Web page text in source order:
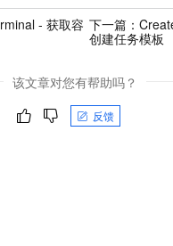
- 获取容 下一篇：
创建任务模板
该文章对您有帮助吗？
反馈